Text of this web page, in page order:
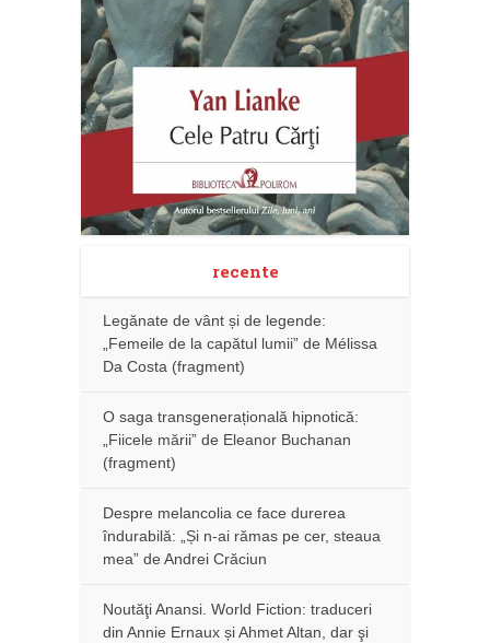
recente
Legănate de vânt și de legende:
„Femeile de la capătul lumii” de Mélissa
Da Costa (fragment)
O saga transgenerațională hipnotică:
„Fiicele mării” de Eleanor Buchanan
(fragment)
Despre melancolia ce face durerea
îndurabilă: „Și n-ai rămas pe cer, steaua
mea” de Andrei Crăciun
Noutăţi Anansi. World Fiction: traduceri
din Annie Ernaux și Ahmet Altan, dar şi